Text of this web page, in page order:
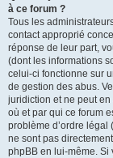
à ce forum ?
Tous les
contact approprié
réponse de leur part,
(dont les informations
celui-ci fonctionne sur
de gestion des abus.
juridiction et ne peut
où et par qui ce forum
problème d’ordre légal
ne sont pas
phpBB en lui-même.